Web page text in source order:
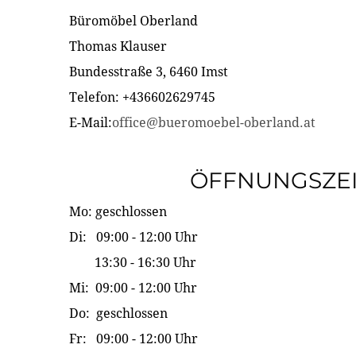
Büromöbel Oberland
Thomas Klauser
Bundesstraße 3, 6460 Imst
Telefon: +436602629745
E-Mail:office@bueromoebel-oberland.at
Mo: geschlossen
Di: 09:00 - 12:00 Uhr
13:30 - 16:30 Uhr
Mi: 09:00 - 12:00 Uhr
Do: geschlossen
Fr: 09:00 - 12:00 Uhr